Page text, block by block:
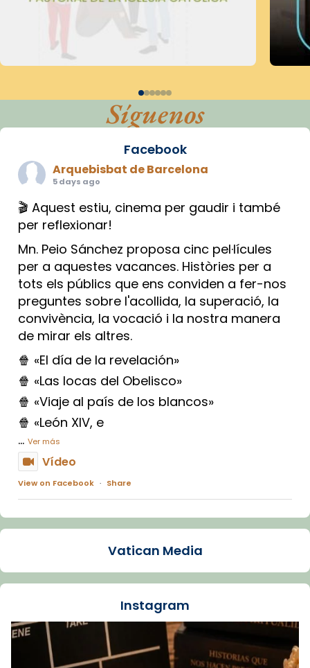
Síguenos
Facebook
Arquebisbat de Barcelona
5 days ago
🎬 Aquest estiu, cinema per gaudir i també
per reflexionar!
Mn. Peio Sánchez proposa cinc pel·lícules
per a aquestes vacances. Històries per a
tots els públics que ens conviden a fer-nos
preguntes sobre l'acollida, la superació, la
convivència, la vocació i la nostra manera
de mirar els altres.
🍿 «El día de la revelación»
🍿 «Las locas del Obelisco»
🍿 «Viaje al país de los blancos»
🍿 «León XIV, e
... Ver más
Vídeo
View on Facebook · Share
Arquebisbat de Barcelona
La Carmina va patir depressió. Fa gairebé
dos mesos, a l'Estadi Lluís Companys, la
Recupera l'entrevista comp
Vatican
tican News 👇
Vatican Media
Instagram